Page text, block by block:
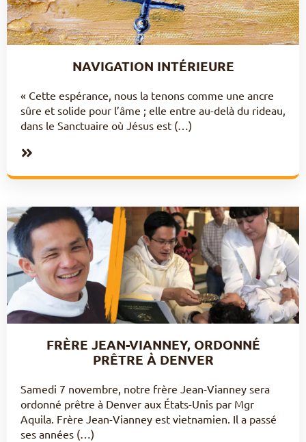
NAVIGATION INTÉRIEURE
« Cette espérance, nous la tenons comme une ancre
sûre et solide pour l’âme ; elle entre au-delà du rideau,
dans le Sanctuaire où Jésus est (…)
FRÈRE JEAN-VIANNEY, ORDONNÉ
PRÊTRE À DENVER
Samedi 7 novembre, notre frère Jean-Vianney sera
ordonné prêtre à Denver aux États-Unis par Mgr
Aquila. Frère Jean-Vianney est vietnamien. Il a passé
ses années (…)